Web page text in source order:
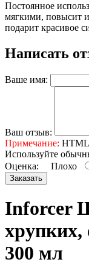
Постоянное
мягкими, повысит
подарит красивое
Написать
Ваше имя:
Ваш отзыв:
Примечание: HTML
Используйте
Оценка: Плохо
Заказать
Inforcer
хрупких,
300 мл